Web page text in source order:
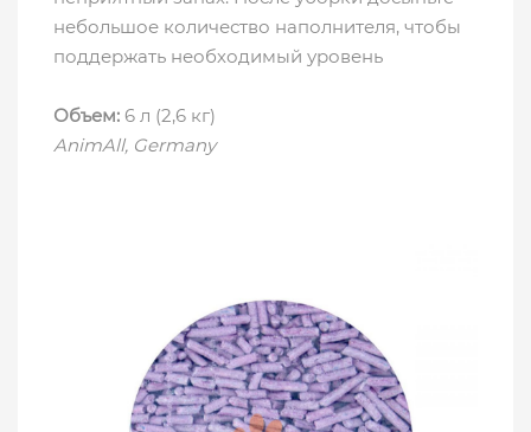
небольшое количество наполнителя, чтобы
поддержать необходимый уровень
Объем: 6 л (2,6 кг)
AnimAll, Germany